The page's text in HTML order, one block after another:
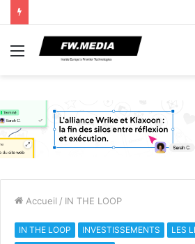
Menu
Accueil / IN THE LOOP
IN THE LOOP INVESTISSEMENTS
LES